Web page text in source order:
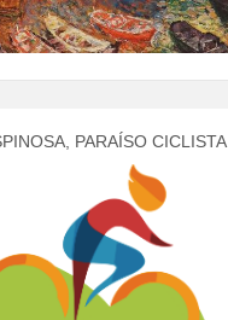
PARAÍSO CICLISTA